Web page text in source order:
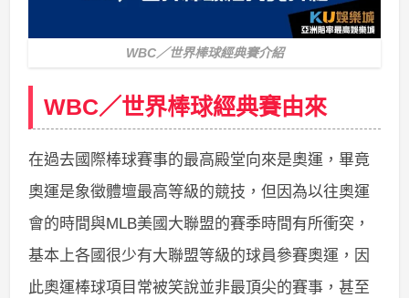
WBC／世界棒球經典賽介紹
WBC／世界棒球經典賽由來
在過去國際棒球賽事的最高殿堂向來是奧運，畢竟
奧運是象徵體壇最高等級的競技，但因為以往奧運
會的時間與MLB美國大聯盟的賽季時間有所衝突，
基本上各國很少有大聯盟等級的球員參賽奧運，因
此奧運棒球項目常被笑說並非最頂尖的賽事，甚至